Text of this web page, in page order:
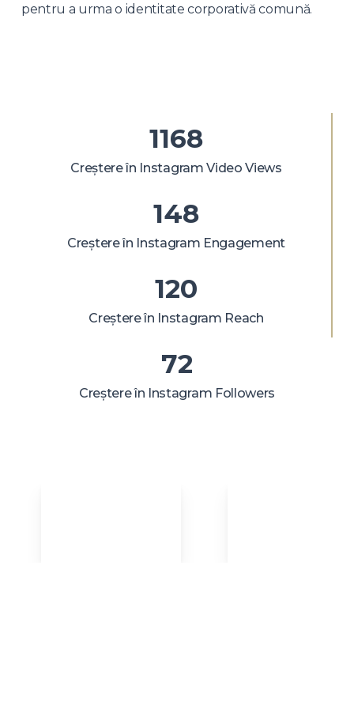
pentru a urma o identitate corporativă comună.
1168
Creștere în Instagram Video Views
148
Creștere în Instagram Engagement
120
Creștere în Instagram Reach
72
Creștere în Instagram Followers